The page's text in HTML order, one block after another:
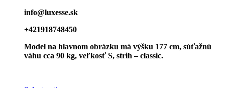
info@luxesse.sk
+421918748450
Model na hlavnom obrázku má výšku 177 cm, súťažnú
váhu cca 90 kg, veľkosť S, strih – classic.